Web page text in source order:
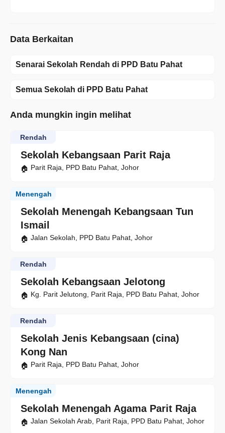
Data Berkaitan
Senarai Sekolah Rendah di PPD Batu Pahat
Semua Sekolah di PPD Batu Pahat
Anda mungkin ingin melihat
Sekolah Kebangsaan Parit Raja
Rendah
Parit Raja, PPD Batu Pahat, Johor
Sekolah Menengah Kebangsaan Tun
Ismail
Menengah
Jalan Sekolah, PPD Batu Pahat, Johor
Sekolah Kebangsaan Jelotong
Rendah
Kg. Parit Jelutong, Parit Raja, PPD Batu Pahat, Johor
Sekolah Jenis Kebangsaan (cina)
Kong Nan
Rendah
Parit Raja, PPD Batu Pahat, Johor
Sekolah Menengah Agama Parit Raja
Menengah
Jalan Sekolah Arab, Parit Raja, PPD Batu Pahat, Johor